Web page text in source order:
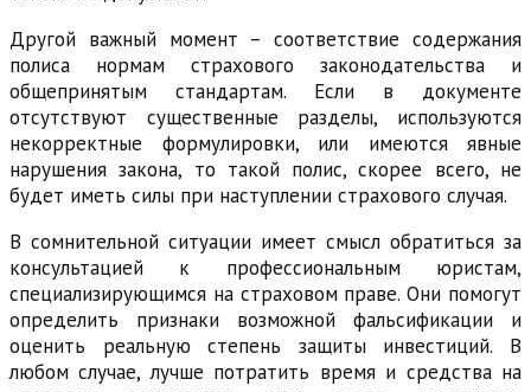
Другой важный момент – соответствие содержания
полиса нормам страхового законодательства и
общепринятым стандартам. Если в документе
отсутствуют существенные разделы, используются
некорректные формулировки, или имеются явные
нарушения закона, то такой полис, скорее всего, не
будет иметь силы при наступлении страхового случая.
В сомнительной ситуации имеет смысл обратиться за
консультацией к профессиональным юристам,
специализирующимся на страховом праве. Они помогут
определить признаки возможной фальсификации и
оценить реальную степень защиты инвестиций. В
любом случае, лучше потратить время и средства на